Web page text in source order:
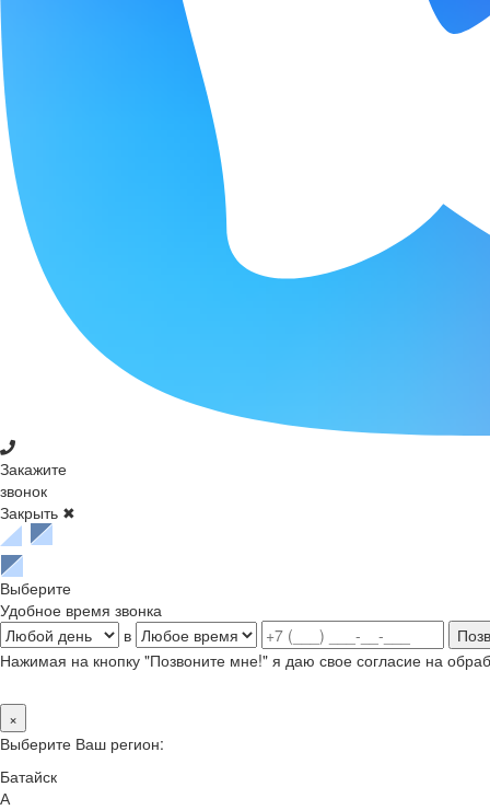
Закажите
звонок
Закрыть ✖
Выберите
Удобное время звонка
в
Нажимая на кнопку "Позвоните мне!" я даю свое согласие на
×
Выберите Ваш регион:
Батайск
А